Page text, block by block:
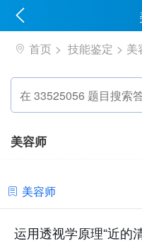
首页 技能鉴定 美
美容师
美容师
运用透视学原理“近的